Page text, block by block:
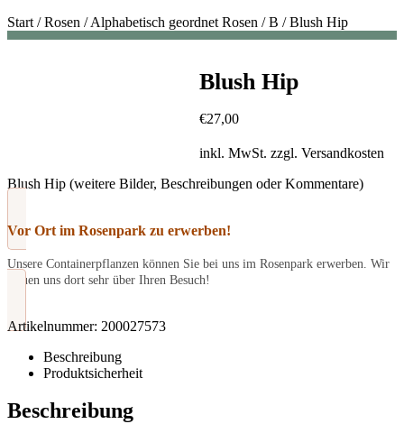
Start /Rosen /Alphabetisch geordnet Rosen /B /Blush Hip
Blush Hip
€27,00
inkl. MwSt. zzgl. Versandkosten
Blush Hip (weitere Bilder, Beschreibungen oder Kommentare)
Vor Ort im Rosenpark zu erwerben!
Unsere Containerpflanzen können Sie bei uns im Rosenpark erwerben. Wir
freuen uns dort sehr über Ihren Besuch!
Artikelnummer: 200027573
Beschreibung
Produktsicherheit
Beschreibung